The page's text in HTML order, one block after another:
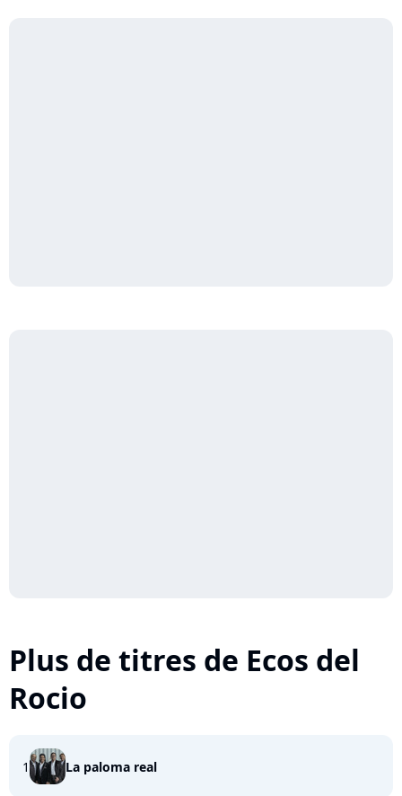
Plus de titres de Ecos del
Rocio
1 La paloma real